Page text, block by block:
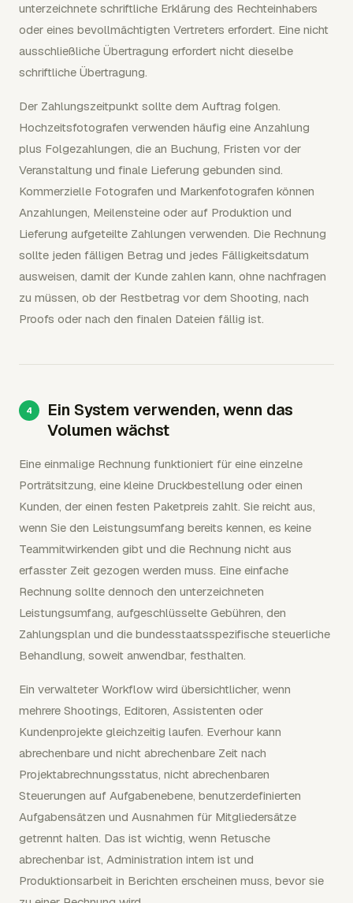
unterzeichnete schriftliche Erklärung des Rechteinhabers
oder eines bevollmächtigten Vertreters erfordert. Eine nicht
ausschließliche Übertragung erfordert nicht dieselbe
schriftliche Übertragung.
Der Zahlungszeitpunkt sollte dem Auftrag folgen.
Hochzeitsfotografen verwenden häufig eine Anzahlung
plus Folgezahlungen, die an Buchung, Fristen vor der
Veranstaltung und finale Lieferung gebunden sind.
Kommerzielle Fotografen und Markenfotografen können
Anzahlungen, Meilensteine oder auf Produktion und
Lieferung aufgeteilte Zahlungen verwenden. Die Rechnung
sollte jeden fälligen Betrag und jedes Fälligkeitsdatum
ausweisen, damit der Kunde zahlen kann, ohne nachfragen
zu müssen, ob der Restbetrag vor dem Shooting, nach
Proofs oder nach den finalen Dateien fällig ist.
Ein System verwenden, wenn das
Volumen wächst
Eine einmalige Rechnung funktioniert für eine einzelne
Porträtsitzung, eine kleine Druckbestellung oder einen
Kunden, der einen festen Paketpreis zahlt. Sie reicht aus,
wenn Sie den Leistungsumfang bereits kennen, es keine
Teammitwirkenden gibt und die Rechnung nicht aus
erfasster Zeit gezogen werden muss. Eine einfache
Rechnung sollte dennoch den unterzeichneten
Leistungsumfang, aufgeschlüsselte Gebühren, den
Zahlungsplan und die bundesstaatsspezifische steuerliche
Behandlung, soweit anwendbar, festhalten.
Ein verwalteter Workflow wird übersichtlicher, wenn
mehrere Shootings, Editoren, Assistenten oder
Kundenprojekte gleichzeitig laufen. Everhour kann
abrechenbare und nicht abrechenbare Zeit nach
Projektabrechnungsstatus, nicht abrechenbaren
Steuerungen auf Aufgabenebene, benutzerdefinierten
Aufgabensätzen und Ausnahmen für Mitgliedersätze
getrennt halten. Das ist wichtig, wenn Retusche
abrechenbar ist, Administration intern ist und
Produktionsarbeit in Berichten erscheinen muss, bevor sie